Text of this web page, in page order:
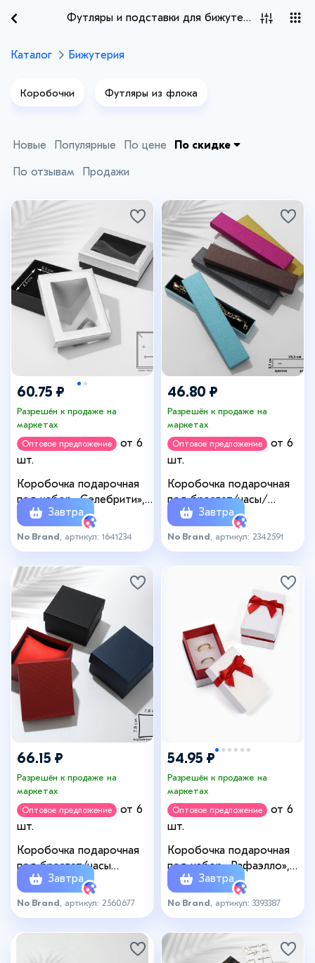
Футляры и подставки для бижутерии
Каталог Бижутерия
Коробочки Футляры из флока
Подставки для бижутерии
Новые Популярные По цене По скидке
По отзывам Продажи
60.75 ₽
Разрешён к продаже на
маркетах
Оптовое предложение
от 6
шт.
Коробочка подарочная
под набор «Селебрити»,
7×9 (размер полезной
части 6,5×8,5 см), цвет
серебристо-чёрный
Завтра
No Brand , артикул: 1641234
46.80 ₽
Разрешён к продаже на
маркетах
Оптовое предложение
от 6
шт.
Коробочка подарочная
под браслет/часы/
цепочку «Монпасье»,
20×4 (размер полезной
части 19,5×3,7 см), цвет
Завтра
No Brand , артикул: 2342591
66.15 ₽
Разрешён к продаже на
маркетах
Оптовое предложение
от 6
шт.
Коробочка подарочная
под браслет/часы
«Симпл», 8×8 (размер
полезной части 7,5×8см),
цвет МИКС
Завтра
No Brand , артикул: 2560677
54.95 ₽
Разрешён к продаже на
маркетах
Оптовое предложение
от 6
шт.
Коробочка подарочная
под набор «Рафаэлло»,
5×8 см, (полезная часть
4.5×7.5 см), белый,
Завтра
No Brand , артикул: 3393387